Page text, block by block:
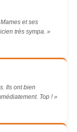
et ses
très sympa. »
Ils ont bien
Top ! »